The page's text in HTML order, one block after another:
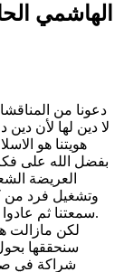
الهاشمي
دعونا من
لا دين لها لأن
هويتنا هو
بفضل الله على
العريضة
وتشغيل فرد من
سمعتنا ثم عادوا أخيرا لتطبيق عدد من مقترحاتنا. الحمد لله كثيرا.
لكن مازالت
سنحققها
شراكة في